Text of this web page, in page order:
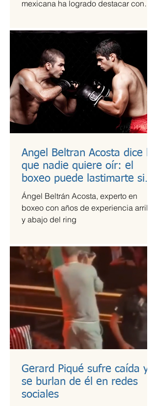
mexicana ha logrado destacar con
marca de burritos norteños creada por
la emprendedora Camila García-
Castells, que combina tradición
culinaria con innovación y conciencia
nutricional.
Angel Beltran Acosta dice lo
que nadie quiere oír: el
boxeo puede lastimarte si
no te cuidas
Ángel Beltrán Acosta, experto en
boxeo con años de experiencia arriba
y abajo del ring
Gerard Piqué sufre caída y
se burlan de él en redes
sociales